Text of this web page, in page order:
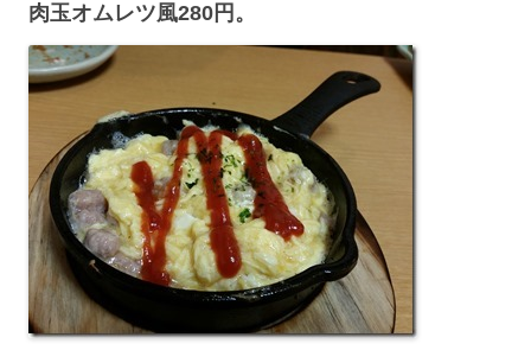
肉玉オムレツ風280円。